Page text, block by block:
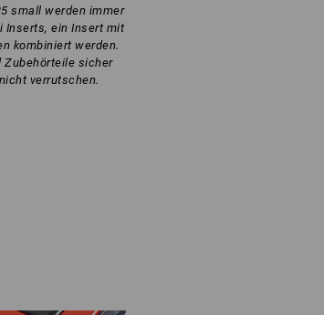
small werden immer
Inserts, ein Insert mit
kombiniert werden.
Zubehörteile sicher
verrutschen.